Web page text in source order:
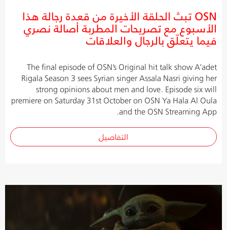
OSN تبث الحلقة الأخيرة من قعدة رجالة هذا
الأسبوع مع تصريحات المطربة أصالة نصري
فيما يتعلّق بالرجال والعلاقات
The final episode of OSN’s Original hit talk show A’adet
Rigala Season 3 sees Syrian singer Assala Nasri giving her
strong opinions about men and love. Episode six will
premiere on Saturday 31st October on OSN Ya Hala Al Oula
and the OSN Streaming App.
التفاصيل